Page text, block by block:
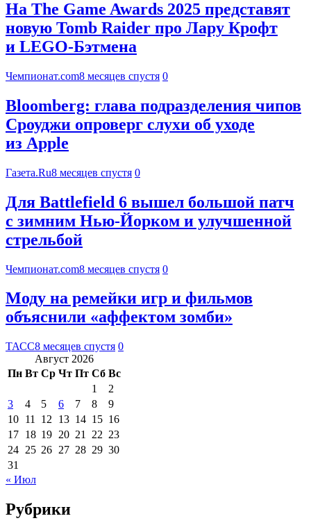
На The Game Awards 2025 представят
новую Tomb Raider про Лару Крофт
и LEGO-Бэтмена
Чемпионат.com8 месяцев спустя 0
Bloomberg: глава подразделения чипов
Сроуджи опроверг слухи об уходе
из Apple
Газета.Ru8 месяцев спустя 0
Для Battlefield 6 вышел большой патч
с зимним Нью-Йорком и улучшенной
стрельбой
Чемпионат.com8 месяцев спустя 0
Моду на ремейки игр и фильмов
объяснили «аффектом зомби»
ТАСС8 месяцев спустя 0
Август 2026
Пн Вт Ср Чт Пт Сб Вс
1
2
3
4 5 6 7 8
9
10 11 12 13 14 15 16
17 18 19 20 21 22 23
24 25 26 27 28 29 30
31
« Июл
Рубрики